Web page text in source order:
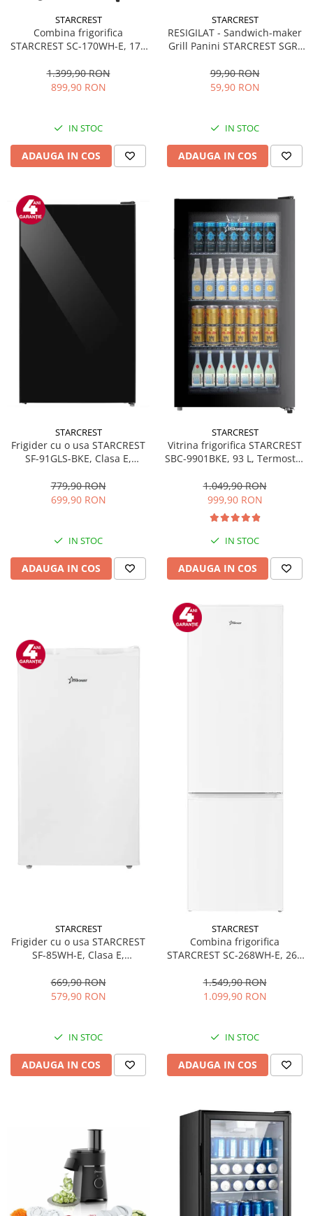
STARCREST
Combina frigorifica
STARCREST SC-170WH-E, 170
Termostat reglabil, Iluminare
LED, Picioare ajustabile, Usi
1.399,90 RON
899,90 RON
IN STOC
ADAUGA IN COS
STARCREST
RESIGILAT - Sandwich-maker
Grill Panini STARCREST SGR-
nonaderente, Deschidere
180°, Suprafata de gatire 23 x
99,90 RON
59,90 RON
IN STOC
ADAUGA IN COS
STARCREST
Frigider cu o usa STARCREST
SF-91GLS-BKE, Clasa E,
interioara, H 83 cm, Sticla
Neagra
779,90 RON
699,90 RON
IN STOC
ADAUGA IN COS
STARCREST
Vitrina frigorifica STARCREST
SBC-9901BKE, 93 L, Termostat
sticla, H 84.5 cm, Negru
1.049,90 RON
999,90 RON
IN STOC
ADAUGA IN COS
STARCREST
Frigider cu o usa STARCREST
SF-85WH-E, Clasa E,
interioara, Compartiment
gheata, H 82 cm, Alb
669,90 RON
579,90 RON
IN STOC
ADAUGA IN COS
STARCREST
Combina frigorifica
STARCREST SC-268WH-E, 268
Termostat reglabil, Iluminare
LED, Picioare ajustabile, Usi
1.549,90 RON
1.099,90 RON
IN STOC
ADAUGA IN COS